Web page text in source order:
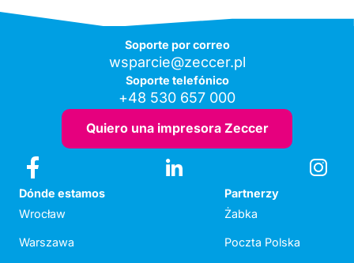
Soporte por correo
wsparcie@zeccer.pl
Soporte telefónico
+48 530 657 000
Quiero una impresora Zeccer
Dónde estamos
Wrocław
Warszawa
Partnerzy
Żabka
Poczta Polska